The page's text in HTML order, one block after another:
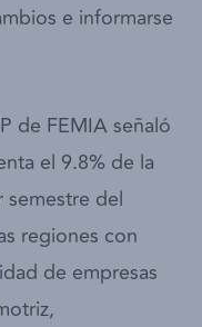
e informarse
de FEMIA ­señaló
el 9.8% de la
del
regiones con
de empresas